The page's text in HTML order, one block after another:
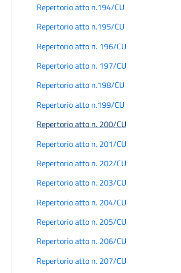
Repertorio atto n.194/CU
Repertorio atto n.195/CU
Repertorio atto n. 196/CU
Repertorio atto n. 197/CU
Repertorio atto n.198/CU
Repertorio atto n.199/CU
Repertorio atto n. 200/CU
Repertorio atto n. 201/CU
Repertorio atto n. 202/CU
Repertorio atto n. 203/CU
Repertorio atto n. 204/CU
Repertorio atto n. 205/CU
Repertorio atto n. 206/CU
Repertorio atto n. 207/CU